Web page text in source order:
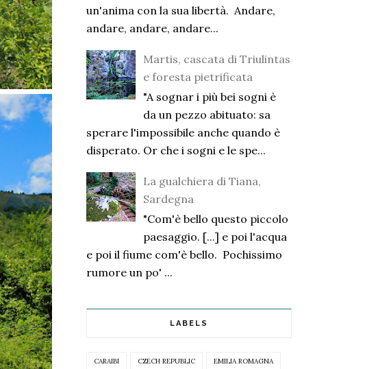
un'anima con la sua libertà. Andare,
andare, andare, andare...
Martis, cascata di Triulintas
e foresta pietrificata
"A sognar i più bei sogni è
da un pezzo abituato: sa
sperare l'impossibile anche quando è
disperato. Or che i sogni e le spe...
La gualchiera di Tiana,
Sardegna
"Com'è bello questo piccolo
paesaggio. [...] e poi l'acqua
e poi il fiume com'è bello. Pochissimo
rumore un po' ...
LABELS
CARAIBI CZECH REPUBLIC EMILIA ROMAGNA